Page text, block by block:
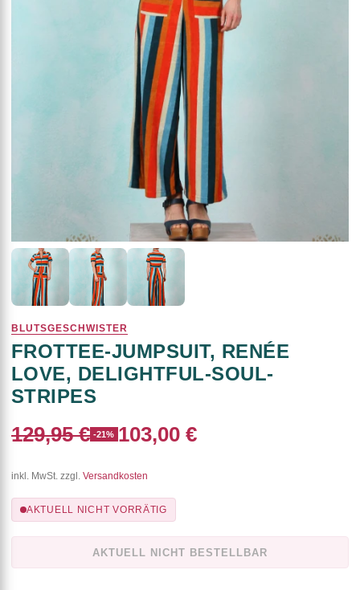
BLUTSGESCHWISTER
FROTTEE-JUMPSUIT, RENÉE
LOVE, DELIGHTFUL-SOUL-
STRIPES
129,95 € -21% 103,00 €
inkl. MwSt. zzgl. Versandkosten
AKTUELL NICHT VORRÄTIG
AKTUELL NICHT BESTELLBAR